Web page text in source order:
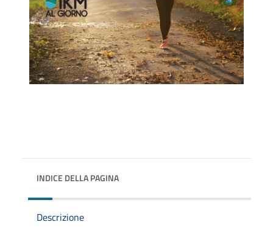
INDICE DELLA PAGINA
Descrizione